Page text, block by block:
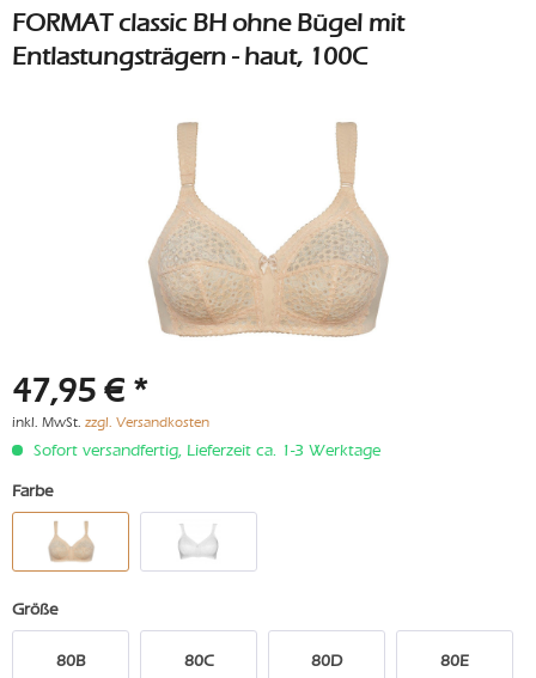
FORMAT classic BH ohne Bügel mit
Entlastungsträgern - haut, 100C
47,95 € *
inkl. MwSt. zzgl. Versandkosten
Sofort versandfertig, Lieferzeit ca. 1-3 Werktage
Farbe
Größe
80B 80C 80D 80E